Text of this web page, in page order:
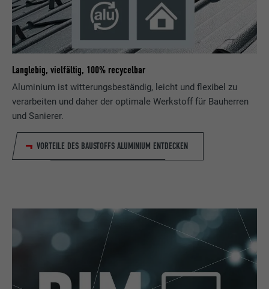
Langlebig, vielfältig, 100% recycelbar
Aluminium ist witterungsbeständig, leicht und flexibel zu
verarbeiten und daher der optimale Werkstoff für Bauherren
und Sanierer.
VORTEILE DES BAUSTOFFS ALUMINIUM ENTDECKEN